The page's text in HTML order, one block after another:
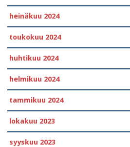
heinäkuu 2024
toukokuu 2024
huhtikuu 2024
helmikuu 2024
tammikuu 2024
lokakuu 2023
syyskuu 2023